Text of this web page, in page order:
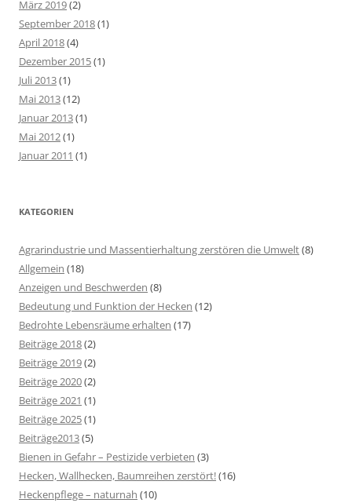
März 2019(2)
September 2018(1)
April 2018(4)
Dezember 2015(1)
Juli 2013(1)
Mai 2013(12)
Januar 2013(1)
Mai 2012(1)
Januar 2011 (1)
KATEGORIEN
Agrarindustrie und Massentierhaltung zerstören die Umwelt(8)
Allgemein (18)
Anzeigen und Beschwerden (8)
Bedeutung und Funktion der Hecken (12)
Bedrohte Lebensräume erhalten (17)
Beiträge 2018(2)
Beiträge 2019(2)
Beiträge 2020(2)
Beiträge 2021 (1)
Beiträge 2025(1)
Beiträge2013(5)
Bienen in Gefahr – Pestizide verbieten (3)
Hecken, Wallhecken, Baumreihen zerstört!(16)
Heckenpflege – naturnah (10)